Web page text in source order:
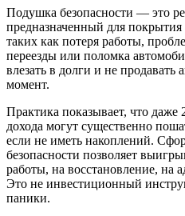
Подушка безопасности — это
предназначенный для
таких как потеря работы,
переезды или поломка
влезать в долги и не
момент.
Практика показывает, что даже
дохода могут существенно
если не иметь накоплений.
безопасности позволяет
работы, на восстановление, на
Это не инвестиционный
паники.